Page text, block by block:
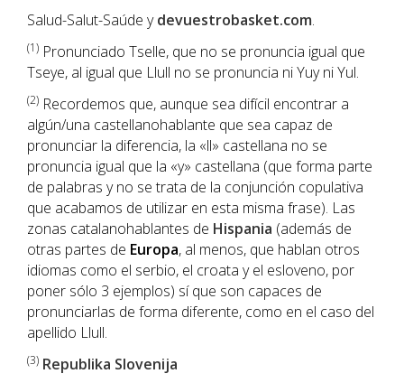
Salud-Salut-Saúde ydevuestrobasket.com.
(1) Pronunciado Tselle, que no se pronuncia igual que
Tseye, al igual que Llull no se pronuncia ni Yuy ni Yul.
(2) Recordemos que, aunque sea difícil encontrar a
algún/una castellanohablante que sea capaz de
pronunciar la diferencia, la «ll» castellana no se
pronuncia igual que la «y» castellana (que forma parte
de palabras y no se trata de la conjunción copulativa
que acabamos de utilizar en esta misma frase). Las
zonas catalanohablantes de Hispania (además de
otras partes de Europa, al menos, que hablan otros
idiomas como el serbio, el croata y el esloveno, por
poner sólo 3 ejemplos) sí que son capaces de
pronunciarlas de forma diferente, como en el caso del
apellido Llull.
(3) Republika Slovenija